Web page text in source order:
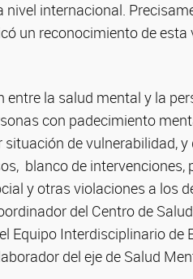
nivel internacional.
un reconocimiento de
entre la salud mental y la
con padecimiento
de vulnerabilidad,
blanco de intervenciones,
y otras violaciones a los
del Centro de
Equipo Interdisciplinario de
del eje de Salud